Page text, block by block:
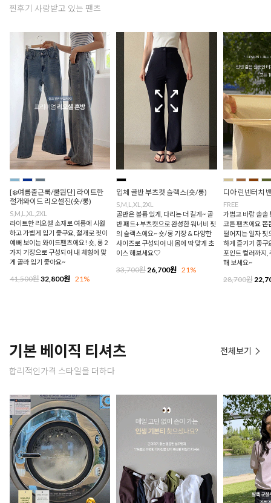
찐후기 사랑받고 있는 팬츠
[❄️여름출근룩/쿨원단] 라이트한
절개와이드 리오셀진(숏/롱)
S,M,L,XL,2XL
라이트한 리오셀 소재로 여름에 시원
하고 가볍게 입기 좋구요, 절개로 핏이
예뻐 보이는 와이드팬츠에요! 숏, 롱 2
가지 기장으로 구성되어 내 체형에 맞
게 골라 입기 좋아요~
41,500원32,800원 21%
입체 골반 부츠컷 슬랙스(숏/롱)
S,M,L,XL,2XL
골반은 볼륨 있게, 다리는 더 길게~ 골
반 패드+부츠컷으로 완성한 워너비 핏
의 슬랙스에요~ 숏/롱 기장 & 다양한
사이즈로 구성되어 내 몸에 딱 맞게 초
이스 해보세요♡
33,700원26,700원 21%
디아 린넨터치
FREE
가볍고 바람 솔솔
코튼 팬츠에요 쫀
떨어지는 일자 핏
하게 즐기기 좋구
포인트 컬러까지,
해 보세요~
28,700원
기본 베이직 티셔츠
합리적인가격 스타일을 더하다
전체보기